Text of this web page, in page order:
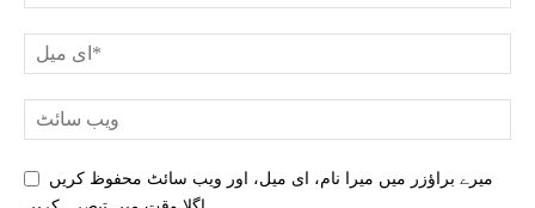
میرے براؤزر میں میرا نام، ای میل، اور ویب سائٹ محفوظ کریں